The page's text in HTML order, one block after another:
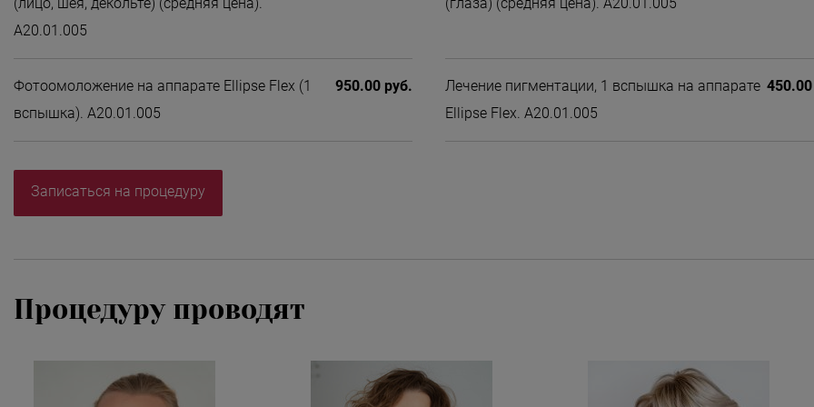
А20.01.005
Фотоомоложение на аппарате Ellipse Flex (1
вспышка). А20.01.005
950.00 руб.
Лечение пигментации, 1 вспышка на аппарате
Ellipse Flex. А20.01.005
Записаться на процедуру
Процедуру проводят